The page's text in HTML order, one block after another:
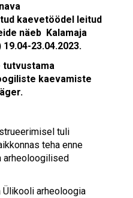
kaevetöödel leitud
näeb Kalamaja
23.04.2023.
tutvustama
kaevamiste
tuli
teha enne
arheoloogilised
Ülikooli arheoloogia